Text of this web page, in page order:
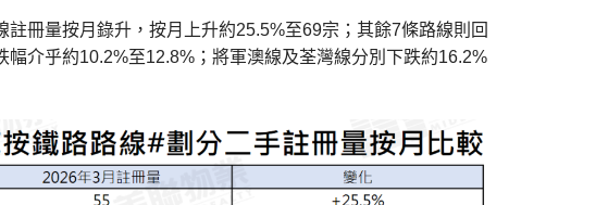
冊量按月錄升，按月上升約25.5%至69宗；其餘7條路線則回
介乎約10.2%至12.8%；將軍澳線及荃灣線分別下跌約16.2%